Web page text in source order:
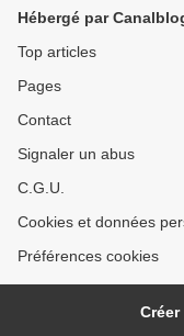
Hébergé par
Top articles
Pages
Contact
Signaler un abus
C.G.U.
Cookies et données
Préférences cookies